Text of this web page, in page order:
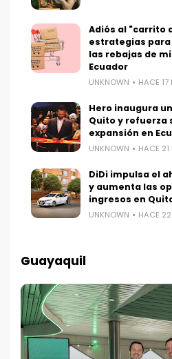
Adiós al "carrito
estrategias
las rebajas de
Ecuador
UNKNOWN HACE 17
Hero inaugura
Quito y refuerza
expansión en
UNKNOWN HACE 21
DiDi impulsa el
y aumenta las
ingresos en
UNKNOWN HACE
Guayaquil